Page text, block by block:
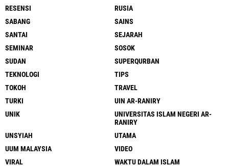
RESENSI
RUSIA
SABANG
SAINS
SANTAI
SEJARAH
SEMINAR
SOSOK
SUDAN
SUPERQURBAN
TEKNOLOGI
TIPS
TOKOH
TRAVEL
TURKI
UIN AR-RANIRY
UNIK
UNIVERSITAS ISLAM NEGERI AR-
RANIRY
UNSYIAH
UTAMA
UUM MALAYSIA
VIDEO
VIRAL
WAKTU DALAM ISLAM